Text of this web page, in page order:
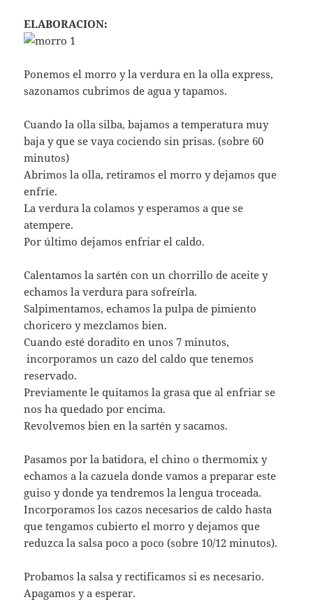
ELABORACION:
Ponemos el morro y la verdura en la olla express,
sazonamos cubrimos de agua y tapamos.
Cuando la olla silba, bajamos a temperatura muy
baja y que se vaya cociendo sin prisas. (sobre 60
minutos)
Abrimos la olla, retiramos el morro y dejamos que
enfríe.
La verdura la colamos y esperamos a que se
atempere.
Por último dejamos enfriar el caldo.
Calentamos la sartén con un chorrillo de aceite y
echamos la verdura para sofreírla.
Salpimentamos, echamos la pulpa de pimiento
choricero y mezclamos bien.
Cuando esté doradito en unos 7 minutos,
incorporamos un cazo del caldo que tenemos
reservado.
Previamente le quitamos la grasa que al enfriar se
nos ha quedado por encima.
Revolvemos bien en la sartén y sacamos.
Pasamos por la batidora, el chino o thermomix y
echamos a la cazuela donde vamos a preparar este
guiso y donde ya tendremos la lengua troceada.
Incorporamos los cazos necesarios de caldo hasta
que tengamos cubierto el morro y dejamos que
reduzca la salsa poco a poco (sobre 10/12 minutos).
Probamos la salsa y rectificamos si es necesario.
Apagamos y a esperar.